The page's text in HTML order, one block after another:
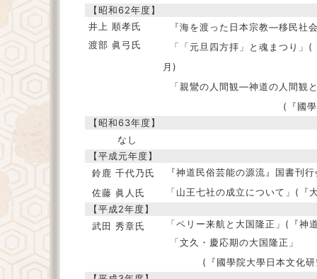
【昭和62年度】
井上 順孝氏
『海を渡った日本宗教―移民
渡部 眞弓氏
「「元旦四方拝」と魂まつり
月)
「親鸞の人間観―神道の人間観
(『國
【昭和63年度】
なし
【平成元年度】
鈴鹿 千代乃氏
『神道民俗芸能の源流』国書刊
佐藤 眞人氏
「山王七社の成立について」(
【平成2年度】
武田 秀章氏
「ペリー来航と大国隆正」(『
「文久・慶応期の大国隆正」
(『國學院大學日本文化